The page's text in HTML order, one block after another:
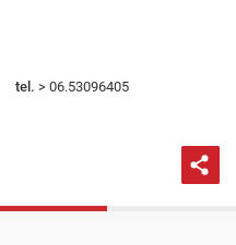
tel. > 06.53096405